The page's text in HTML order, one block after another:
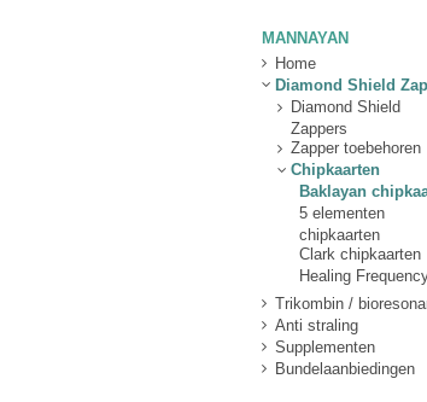
MANNAYAN
Home
Diamond Shield
Diamond Shield
Zappers
Zapper toebehoren
Chipkaarten
Baklayan
5 elementen
chipkaarten
Clark chipkaarten
Healing
Trikombin /
Anti straling
Supplementen
Bundelaanbiedingen